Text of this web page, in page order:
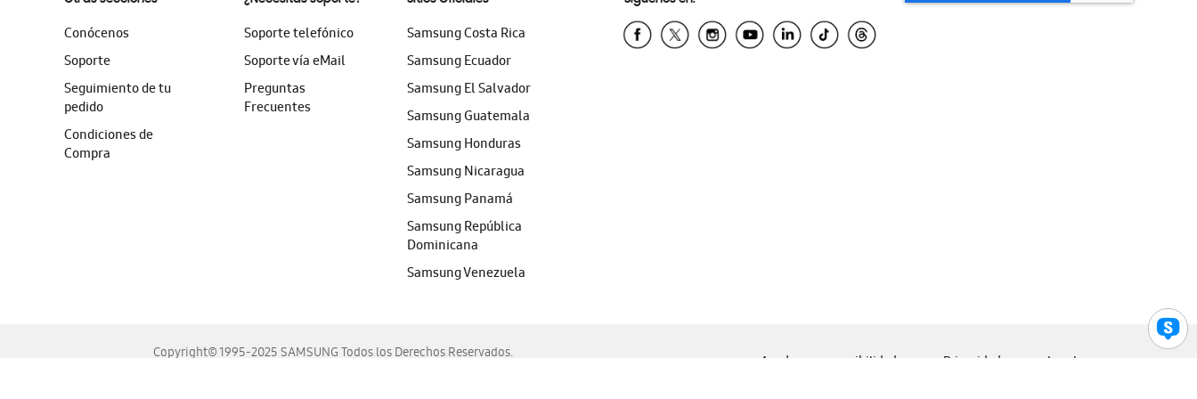
Conócenos
Soporte
Seguimiento de tu
pedido
Condiciones de
Compra
Soporte telefónico
Soporte vía eMail
Preguntas
Frecuentes
Samsung Costa Rica
Samsung Ecuador
Samsung El Salvador
Samsung Guatemala
Samsung Honduras
Samsung Nicaragua
Samsung Panamá
Samsung República
Dominicana
Samsung Venezuela
Copyright© 1995-2025 SAMSUNG Todos los Derechos Reservados.
Ayuda para accesibilidad Privacidad Legal